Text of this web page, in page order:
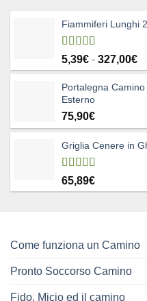
Fiammiferi Lunghi
Valutato
5.00su 5
5,39€ - 327,00€
di
a
Portalegna
Esterno
75,90€
Griglia Cenere in
Valutato
4.83su 5
65,89€
Come funziona un Camino
Pronto Soccorso Camino
Fido, Micio ed il camino